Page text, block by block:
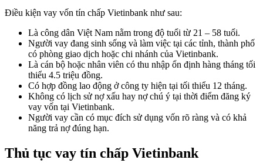
Điều kiện vay vốn tín chấp Vietinbank như sau:
Là công dân Việt Nam nằm trong độ tuổi từ 21 – 58 tuổi.
Người vay đang sinh sống và làm việc tại các tỉnh, thành phố
có phòng giao dịch hoặc chi nhánh của Vietinbank.
Là cán bộ hoặc nhân viên có thu nhập ổn định hàng tháng tối
thiểu 4.5 triệu đồng.
Có hợp đồng lao động ở công ty hiện tại tối thiểu 12 tháng.
Không có lịch sử nợ xấu hay nợ chú ý tại thời điểm đăng ký
vay vốn tại Vietinbank.
Người vay cần có mục đích sử dụng vốn rõ ràng và có khả
năng trả nợ đúng hạn.
Thủ tục vay tín chấp Vietinbank